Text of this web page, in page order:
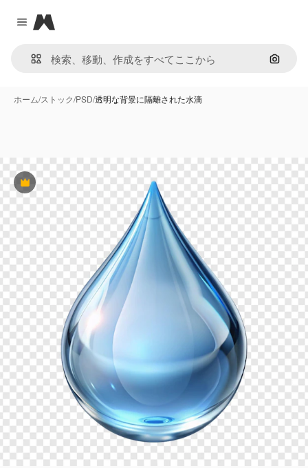
Close menu
Magnific
画像で
ホーム/ストック/PSD/透明な背景に隔離された水滴
Premium